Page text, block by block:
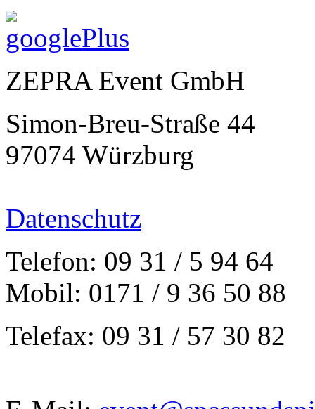
ZEPRA Event GmbH
Simon-Breu-Straße 44
97074 Würzburg
Datenschutz
Telefon: 09 31 / 5 94 64
Mobil: 0171 / 9 36 50 88
Telefax: 09 31 / 57 30 82